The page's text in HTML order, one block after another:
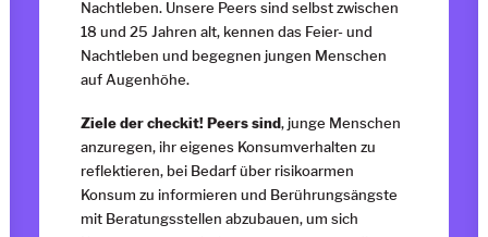
Nachtleben. Unsere Peers sind selbst zwischen
18 und 25 Jahren alt, kennen das Feier- und
Nachtleben und begegnen jungen Menschen
auf Augenhöhe.
Ziele der checkit! Peers sind, junge Menschen
anzuregen, ihr eigenes Konsumverhalten zu
reflektieren, bei Bedarf über risikoarmen
Konsum zu informieren und Berührungsängste
mit Beratungsstellen abzubauen, um sich